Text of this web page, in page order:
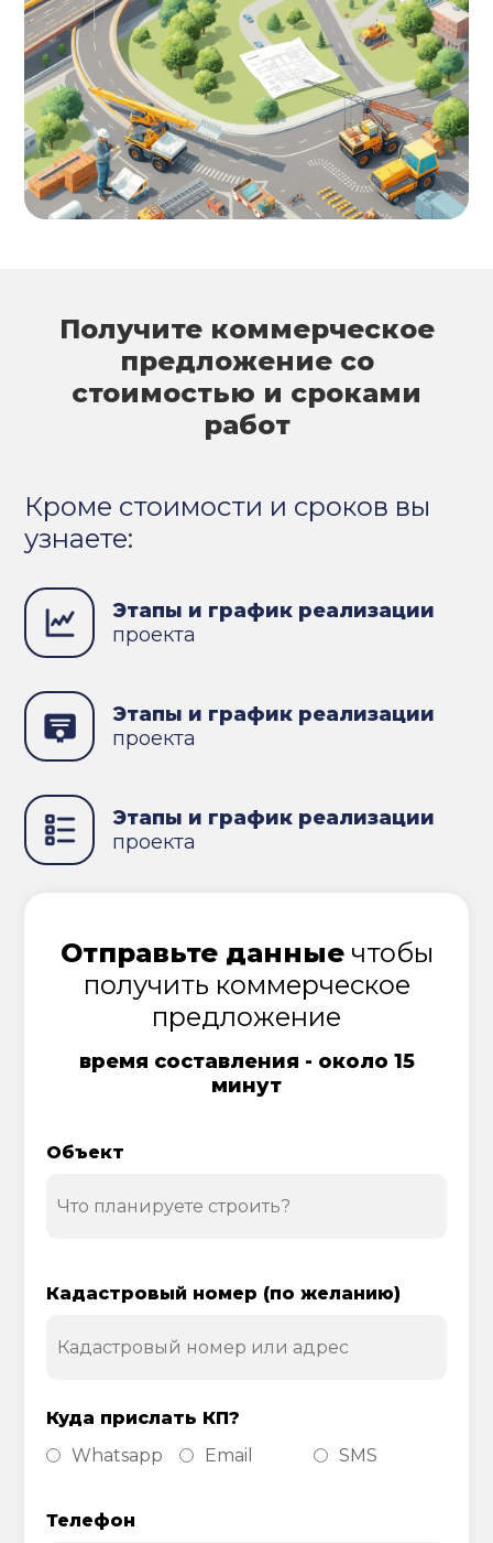
Получите коммерческое
предложение со
стоимостью и сроками
работ
Кроме стоимости и сроков вы
узнаете:
Этапы и график реализации
проекта
Этапы и график реализации
проекта
Этапы и график реализации
проекта
Отправьте данныечтобы
получить коммерческое
предложение
время составления - около 15
минут
Объект
Кадастровый номер (по желанию)
Куда прислать КП?
Whatsapp
Email SMS
Телефон